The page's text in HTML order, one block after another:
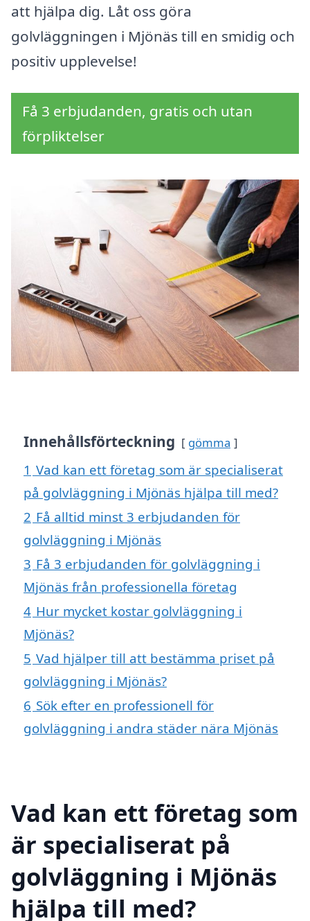
att hjälpa dig. Låt oss göra
golvläggningen i Mjönäs till en smidig och
positiv upplevelse!
Få 3 erbjudanden, gratis och utan
förpliktelser
Innehållsförteckning gömma
1 Vad kan ett företag som är specialiserat
på golvläggning i Mjönäs hjälpa till med?
2 Få alltid minst 3 erbjudanden för
golvläggning i Mjönäs
3 Få 3 erbjudanden för golvläggning i
Mjönäs från professionella företag
4 Hur mycket kostar golvläggning i
Mjönäs?
5 Vad hjälper till att bestämma priset på
golvläggning i Mjönäs?
6 Sök efter en professionell för
golvläggning i andra städer nära Mjönäs
Vad kan ett företag som
är specialiserat på
golvläggning i Mjönäs
hjälpa till med?